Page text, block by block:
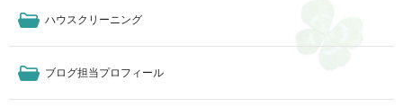
ハウスクリーニング
ブログ担当プロフィール